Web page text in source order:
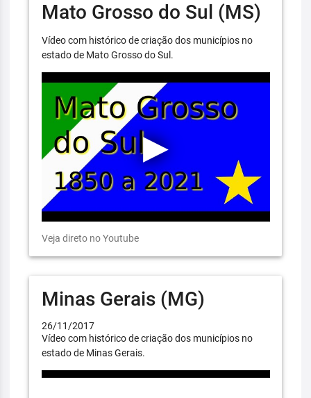
Mato Grosso do Sul (MS)
Vídeo com histórico de criação dos municípios no
estado de Mato Grosso do Sul.
Veja direto no Youtube
Minas Gerais (MG)
26/11/2017
Vídeo com histórico de criação dos municípios no
estado de Minas Gerais.